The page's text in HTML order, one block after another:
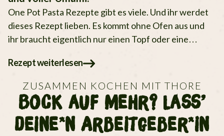
One Pot Pasta Rezepte gibt es viele. Und ihr werdet
dieses Rezept lieben. Es kommt ohne Ofen aus und
ihr braucht eigentlich nur einen Topf oder eine
Rezept weiterlesen
ZUSAMMEN KOCHEN MIT THORE
Bock auf mehr? Lass’
deine*n Arbeitgeber*in